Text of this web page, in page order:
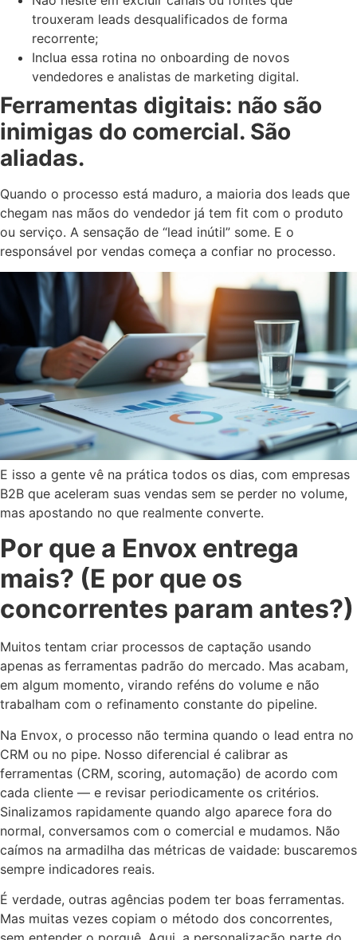
trouxeram leads desqualificados de forma
recorrente;
Inclua essa rotina no onboarding de novos
vendedores e analistas de marketing digital.
Ferramentas digitais: não são
inimigas do comercial. São
aliadas.
Quando o processo está maduro, a maioria dos leads que
chegam nas mãos do vendedor já tem fit com o produto
ou serviço. A sensação de “lead inútil” some. E o
responsável por vendas começa a confiar no processo.
E isso a gente vê na prática todos os dias, com empresas
B2B que aceleram suas vendas sem se perder no volume,
mas apostando no que realmente converte.
Por que a Envox entrega
mais? (E por que os
concorrentes param antes?)
Muitos tentam criar processos de captação usando
apenas as ferramentas padrão do mercado. Mas acabam,
em algum momento, virando reféns do volume e não
trabalham com o refinamento constante do pipeline.
Na Envox, o processo não termina quando o lead entra no
CRM ou no pipe. Nosso diferencial é calibrar as
ferramentas (CRM, scoring, automação) de acordo com
cada cliente — e revisar periodicamente os critérios.
Sinalizamos rapidamente quando algo aparece fora do
normal, conversamos com o comercial e mudamos. Não
caímos na armadilha das métricas de vaidade: buscaremos
sempre indicadores reais.
É verdade, outras agências podem ter boas ferramentas.
Mas muitas vezes copiam o método dos concorrentes,